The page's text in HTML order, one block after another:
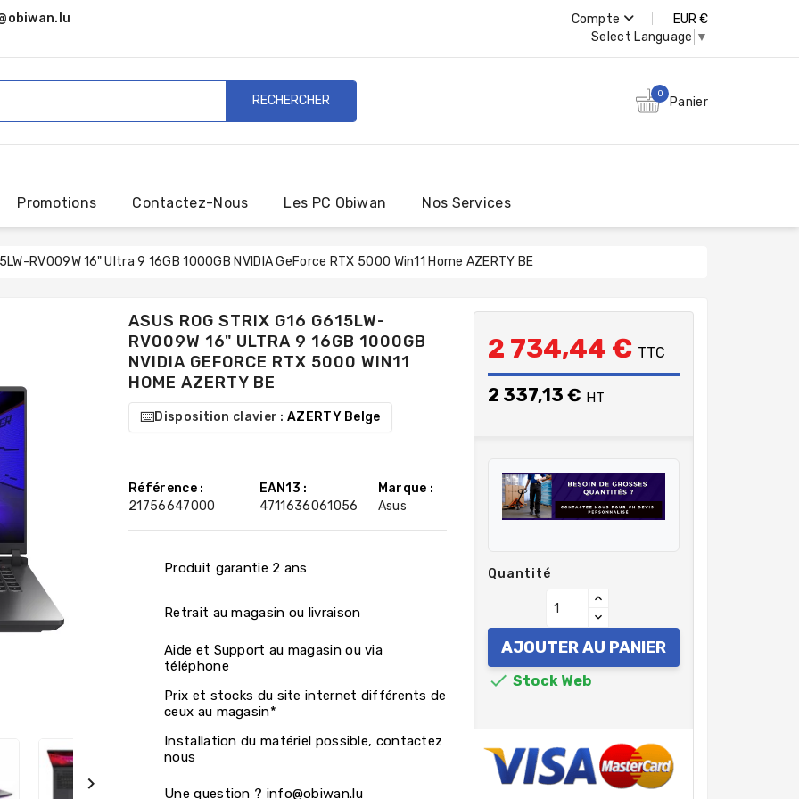
Compte
EUR €
Select Language ▼
RECHERCHER 0
Panier
Promotions Contactez-Nous Les PC Obiwan Nos Services
RV009W 16" Ultra 9 16GB 1000GB NVIDIA GeForce RTX 5000 Win11 Home AZERTY BE

ASUS ROG STRIX G16 G615LW-
RV009W 16" ULTRA 9 16GB 1000GB
NVIDIA GEFORCE RTX 5000 WIN11
HOME AZERTY BE
⌨️Disposition clavier :AZERTY Belge
Référence :
21756647000
EAN13 :
4711636061056
Marque :
Asus
Produit garantie 2 ans
Retrait au magasin ou livraison
Aide et Support au magasin ou via
téléphone
Prix et stocks du site internet différents de
ceux au magasin*
Installation du matériel possible, contactez
nous
Une question ? info@obiwan.lu
2 734,44 € TTC
2 337,13 € HT
Quantité
AJOUTER AU PANIER
 Stock Web